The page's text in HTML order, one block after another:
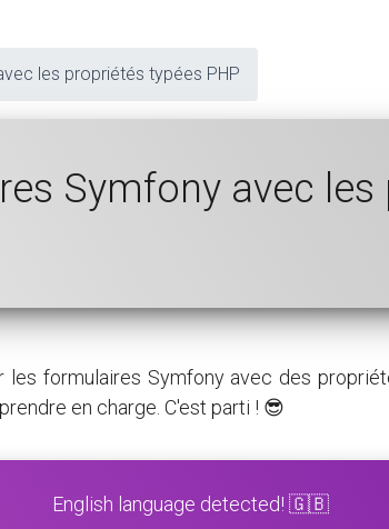
les propriétés typées PHP
Symfony avec les
formulaires Symfony avec des
en charge. C'est parti ! 😎
English language detected! 🇬🇧